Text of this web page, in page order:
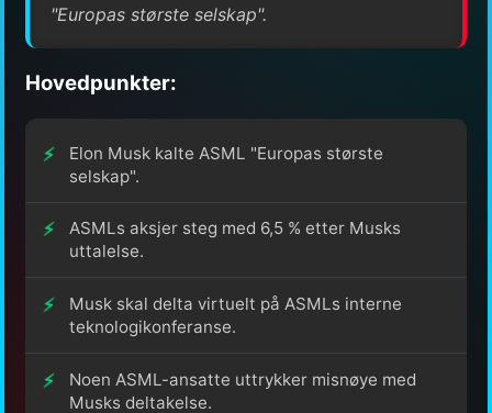
"Europas største selskap".
Hovedpunkter:
Elon Musk kalte ASML "Europas største
selskap".
ASMLs aksjer steg med 6,5 % etter Musks
uttalelse.
Musk skal delta virtuelt på ASMLs interne
teknologikonferanse.
Noen ASML-ansatte uttrykker misnøye med
Musks deltakelse.